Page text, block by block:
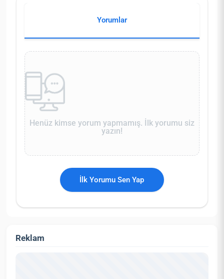
Yorumlar
Henüz kimse yorum yapmamış. İlk yorumu siz
yazın!
İlk Yorumu Sen Yap
Reklam